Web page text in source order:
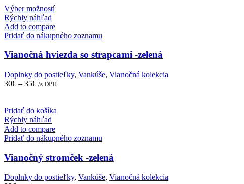
the
product
Výber možnostíThis
has
multiple
The
may
be
the
product
page
Rýchly náhľad
Add to compare
Pridať do nákupného zoznamu
Vianočná hviezda so strapcami -zelená
Doplnky do postieľky, Vankúše, Vianočná kolekcia
30€ – 35€ /s DPH
Pridať do košíka
Rýchly náhľad
Add to compare
Pridať do nákupného zoznamu
Vianočný stromček -zelená
Doplnky do postieľky, Vankúše, Vianočná kolekcia